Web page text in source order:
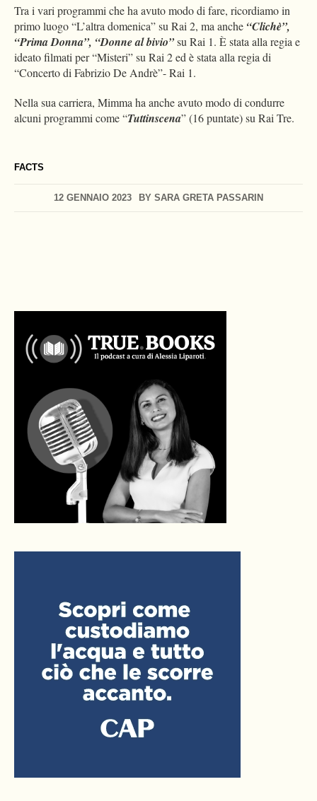
FACTS
12 GENNAIO 2023 BY SARA GRETA PASSARIN
Tra i vari programmi che ha avuto modo di fare, ricordiamo in
primo luogo “L’altra domenica” su Rai 2, ma anche “Clichè”,
“Prima Donna”, “Donne al bivio”su Rai 1. È stata alla regia e
ideato filmati per “Misteri” su Rai 2 ed è stata alla regia di
“Concerto di Fabrizio De Andrè”- Rai 1.
Nella sua carriera, Mimma ha anche avuto modo di condurre
alcuni programmi come “Tuttinscena” (16 puntate) su Rai Tre.